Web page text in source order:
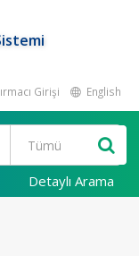
Girişi English
Detaylı Arama